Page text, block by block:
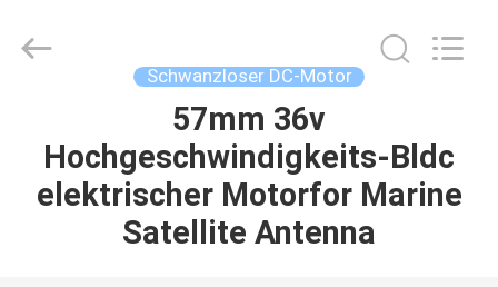
STARTSEITE
PRODUKTE
Motor
Technology
Schwanzloser DC-Motor
57mm 36v
Hochgeschwindigkeits-Bldc
elektrischer Motorfor Marine
Satellite Antenna